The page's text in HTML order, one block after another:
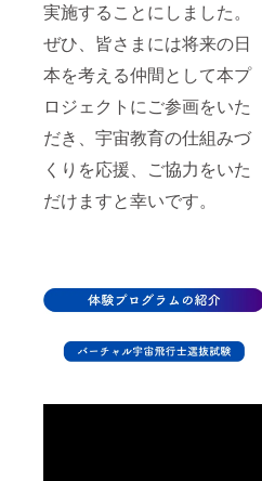
実施することにしました。
ぜひ、皆さまには将来の日
本を考える仲間として本プ
ロジェクトにご参画をいた
だき、宇宙教育の仕組みづ
くりを応援、ご協力をいた
だけますと幸いです。